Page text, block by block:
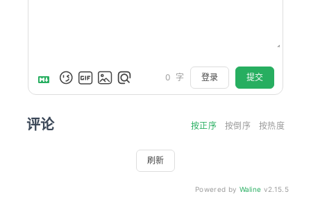
0 字 登录 提交
评论 按正序 按倒序 按热度
刷新
Powered by Waline v2.15.5